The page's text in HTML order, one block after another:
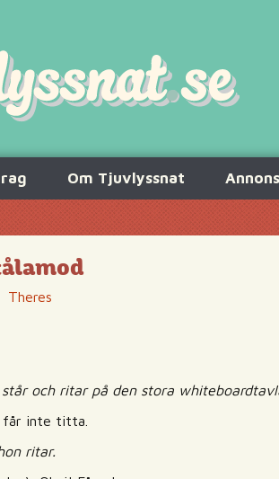
Om Tjuvlyssnat
Theres
och ritar på den stora
får inte titta.
ritar.